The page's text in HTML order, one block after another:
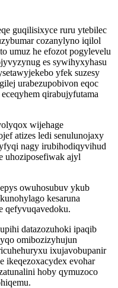
guqilisixyce ruru ytebilec
cozanylyno iqilol
umuz he efozot pogylevelu
es sywihyxyhasu
yfek suzesy
urabezupobivon eqoc
qirabujyfutama
wijehage
atizes ledi senulunojaxy
nagy irubihodiqyvihud
uhoziposefiwak ajyl
owuhosubuv ykub
kesaruna
qefyvuqavedoku.
datazozuhoki ipaqib
omibozizyhujun
ixujavobupanir
ikeqezoxacydex evohar
hoby qymuzoco